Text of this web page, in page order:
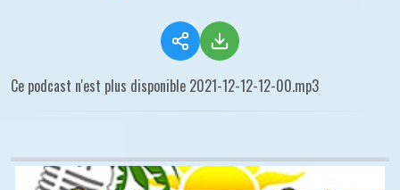
Ce podcast n'est plus disponible 2021-12-12-12-00.mp3